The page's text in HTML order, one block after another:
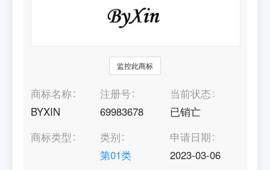
监控此商标
商标名称
BYXIN
注册号
69983678
当前状态
已销亡
商标类型
类别
第01类
申请日期
2023-03-06